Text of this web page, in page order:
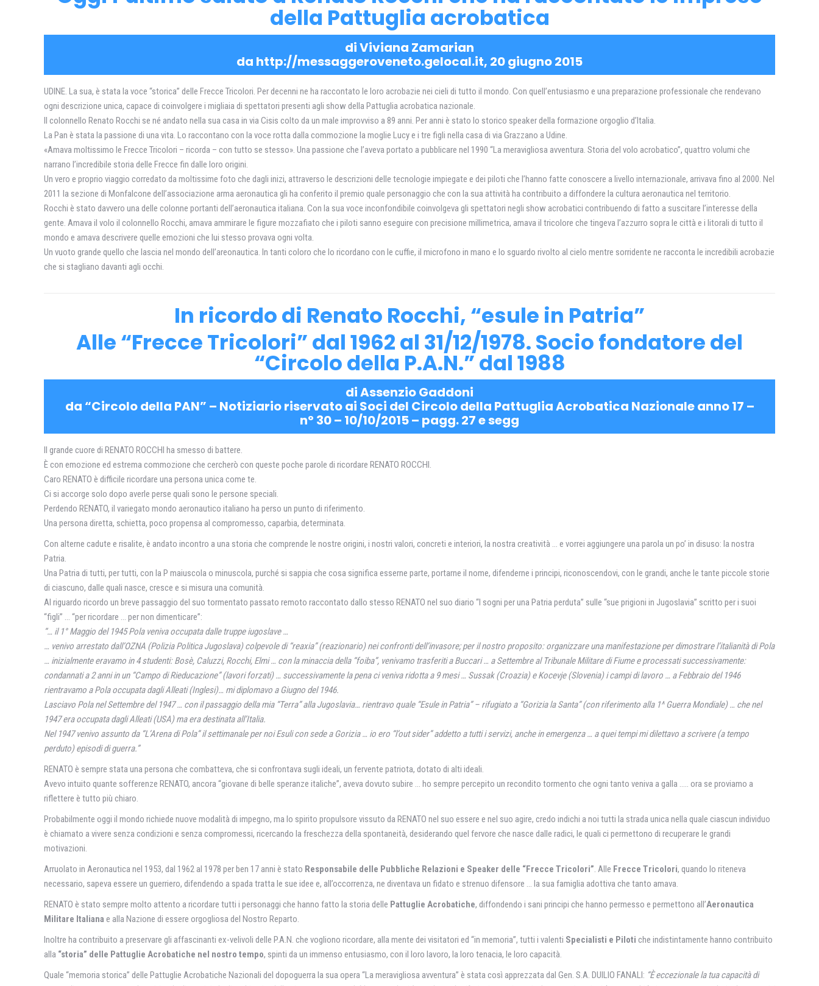
della Pattuglia acrobatica
di Viviana Zamarian
da http://messaggeroveneto.gelocal.it, 20 giugno 2015
UDINE. La sua, è stata la voce “storica” delle Frecce Tricolori. Per decenni ne ha raccontato le loro acrobazie nei cieli di tutto il mondo. Con quell’entusiasmo e una preparazione professionale che rendevano
ogni descrizione unica, capace di coinvolgere i migliaia di spettatori presenti agli show della Pattuglia acrobatica nazionale.
Il colonnello Renato Rocchi se né andato nella sua casa in via Cisis colto da un male improvviso a 89 anni. Per anni è stato lo storico speaker della formazione orgoglio d’Italia.
La Pan è stata la passione di una vita. Lo raccontano con la voce rotta dalla commozione la moglie Lucy e i tre figli nella casa di via Grazzano a Udine.
«Amava moltissimo le Frecce Tricolori – ricorda – con tutto se stesso». Una passione che l’aveva portato a pubblicare nel 1990 “La meravigliosa avventura. Storia del volo acrobatico”, quattro volumi che
narrano l’incredibile storia delle Frecce fin dalle loro origini.
Un vero e proprio viaggio corredato da moltissime foto che dagli inizi, attraverso le descrizioni delle tecnologie impiegate e dei piloti che l’hanno fatte conoscere a livello internazionale, arrivava fino al 2000. Nel
2011 la sezione di Monfalcone dell’associazione arma aeronautica gli ha conferito il premio quale personaggio che con la sua attività ha contribuito a diffondere la cultura aeronautica nel territorio.
Rocchi è stato davvero una delle colonne portanti dell’aeronautica italiana. Con la sua voce inconfondibile coinvolgeva gli spettatori negli show acrobatici contribuendo di fatto a suscitare l’interesse della
gente. Amava il volo il colonnello Rocchi, amava ammirare le figure mozzafiato che i piloti sanno eseguire con precisione millimetrica, amava il tricolore che tingeva l’azzurro sopra le città e i litorali di tutto il
mondo e amava descrivere quelle emozioni che lui stesso provava ogni volta.
Un vuoto grande quello che lascia nel mondo dell’areonautica. In tanti coloro che lo ricordano con le cuffie, il microfono in mano e lo sguardo rivolto al cielo mentre sorridente ne racconta le incredibili acrobazie
che si stagliano davanti agli occhi.
In ricordo di Renato Rocchi, “esule in Patria”
Alle “Frecce Tricolori” dal 1962 al 31/12/1978. Socio fondatore del
“Circolo della P.A.N.” dal 1988
di Assenzio Gaddoni
da “Circolo della PAN” – Notiziario riservato ai Soci del Circolo della Pattuglia Acrobatica Nazionale anno 17 –
n° 30 – 10/10/2015 – pagg. 27 e segg
Il grande cuore di RENATO ROCCHI ha smesso di battere.
È con emozione ed estrema commozione che cercherò con queste poche parole di ricordare RENATO ROCCHI.
Caro RENATO è difficile ricordare una persona unica come te.
Ci si accorge solo dopo averle perse quali sono le persone speciali.
Perdendo RENATO, il variegato mondo aeronautico italiano ha perso un punto di riferimento.
Una persona diretta, schietta, poco propensa al compromesso, caparbia, determinata.
Con alterne cadute e risalite, è andato incontro a una storia che comprende le nostre origini, i nostri valori, concreti e interiori, la nostra creatività … e vorrei aggiungere una parola un po’ in disuso: la nostra
Patria.
Una Patria di tutti, per tutti, con la P maiuscola o minuscola, purché si sappia che cosa significa esserne parte, portarne il nome, difenderne i principi, riconoscendovi, con le grandi, anche le tante piccole storie
di ciascuno, dalle quali nasce, cresce e si misura una comunità.
Al riguardo ricordo un breve passaggio del suo tormentato passato remoto raccontato dallo stesso RENATO nel suo diario “I sogni per una Patria perduta” sulle “sue prigioni in Jugoslavia” scritto per i suoi
“figli” … “per ricordare … per non dimenticare”:
“… il 1° Maggio del 1945 Pola veniva occupata dalle truppe iugoslave …
… venivo arrestato dall’OZNA (Polizia Politica Jugoslava) colpevole di “reaxia” (reazionario) nei confronti dell’invasore; per il nostro proposito: organizzare una manifestazione per dimostrare l’italianità di Pola
… inizialmente eravamo in 4 studenti: Bosè, Caluzzi, Rocchi, Elmi … con la minaccia della “foiba”, venivamo trasferiti a Buccari … a Settembre al Tribunale Militare di Fiume e processati successivamente:
condannati a 2 anni in un “Campo di Rieducazione” (lavori forzati) … successivamente la pena ci veniva ridotta a 9 mesi … Sussak (Croazia) e Kocevje (Slovenia) i campi di lavoro … a Febbraio del 1946
rientravamo a Pola occupata dagli Alleati (Inglesi)… mi diplomavo a Giugno del 1946.
Lasciavo Pola nel Settembre del 1947 … con il passaggio della mia “Terra” alla Jugoslavia… rientravo quale “Esule in Patria” – rifugiato a “Gorizia la Santa” (con riferimento alla 1^ Guerra Mondiale) … che nel
1947 era occupata dagli Alleati (USA) ma era destinata all’Italia.
Nel 1947 venivo assunto da “L’Arena di Pola” il settimanale per noi Esuli con sede a Gorizia … io ero “l’out sider” addetto a tutti i servizi, anche in emergenza … a quei tempi mi dilettavo a scrivere (a tempo
perduto) episodi di guerra.”
RENATO è sempre stata una persona che combatteva, che si confrontava sugli ideali, un fervente patriota, dotato di alti ideali.
Avevo intuito quante sofferenze RENATO, ancora “giovane di belle speranze italiche”, aveva dovuto subire … ho sempre percepito un recondito tormento che ogni tanto veniva a galla ….. ora se proviamo a
riflettere è tutto più chiaro.
Probabilmente oggi il mondo richiede nuove modalità di impegno, ma lo spirito propulsore vissuto da RENATO nel suo essere e nel suo agire, credo indichi a noi tutti la strada unica nella quale ciascun individuo
è chiamato a vivere senza condizioni e senza compromessi, ricercando la freschezza della spontaneità, desiderando quel fervore che nasce dalle radici, le quali ci permettono di recuperare le grandi
motivazioni.
Arruolato in Aeronautica nel 1953, dal 1962 al 1978 per ben 17 anni è stato Responsabile delle Pubbliche Relazioni e Speaker delle “Frecce Tricolori”. Alle Frecce Tricolori, quando lo riteneva
necessario, sapeva essere un guerriero, difendendo a spada tratta le sue idee e, all’occorrenza, ne diventava un fidato e strenuo difensore … la sua famiglia adottiva che tanto amava.
RENATO è stato sempre molto attento a ricordare tutti i personaggi che hanno fatto la storia delle Pattuglie Acrobatiche, diffondendo i sani principi che hanno permesso e permettono all’Aeronautica
Militare Italiana e alla Nazione di essere orgogliosa del Nostro Reparto.
Inoltre ha contribuito a preservare gli affascinanti ex-velivoli delle P.A.N. che vogliono ricordare, alla mente dei visitatori ed “in memoria”, tutti i valenti Specialisti e Piloti che indistintamente hanno contribuito
alla “storia” delle Pattuglie Acrobatiche nel nostro tempo, spinti da un immenso entusiasmo, con il loro lavoro, la loro tenacia, le loro capacità.
Quale “memoria storica” delle Pattuglie Acrobatiche Nazionali del dopoguerra la sua opera “La meravigliosa avventura” è stata così apprezzata dal Gen. S.A. DUILIO FANALI: “È eccezionale la tua capacità di